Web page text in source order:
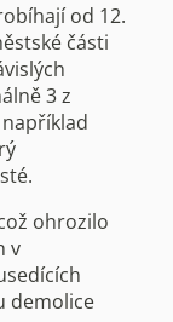
od 12.
části
3 z
ohrozilo
v
demolice